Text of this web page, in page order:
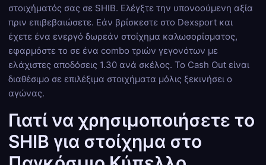
στοιχήματός σας σε SHIB. Ελέγξτε την υπονοούμενη αξία
πριν επιβεβαιώσετε. Εάν βρίσκεστε στο Dexsport και
έχετε ένα ενεργό δωρεάν στοίχημα καλωσορίσματος,
εφαρμόστε το σε ένα combo τριών γεγονότων με
ελάχιστες αποδόσεις 1.30 ανά σκέλος. Το Cash Out είναι
διαθέσιμο σε επιλέξιμα στοιχήματα μόλις ξεκινήσει ο
αγώνας.
Γιατί να χρησιμοποιήσετε το
SHIB για στοίχημα στο